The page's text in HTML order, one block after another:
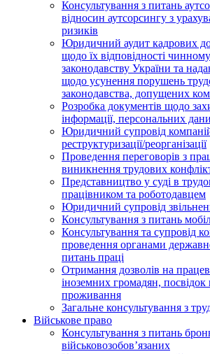
Консультування з питань
відносин аутсорсингу з
ризиків
Юридичний аудит кадрових
щодо їх відповідності
законодавству України та
щодо усунення порушень
законодавства, допущених
Розробка документів щодо
інформації, персональних
Юридичний супровід
реструктуризації/реорганізації
Проведення переговорів з
виникнення трудових
Представництво у суді в
працівником та роботодавцем
Юридичний супровід
Консультування з питань
Консультування та супровід
проведення органами
питань праці
Отримання дозволів на
іноземних громадян, посвідок
проживання
Загальне консультування з
Військове право
Консультування з питань
військовозобов’язаних